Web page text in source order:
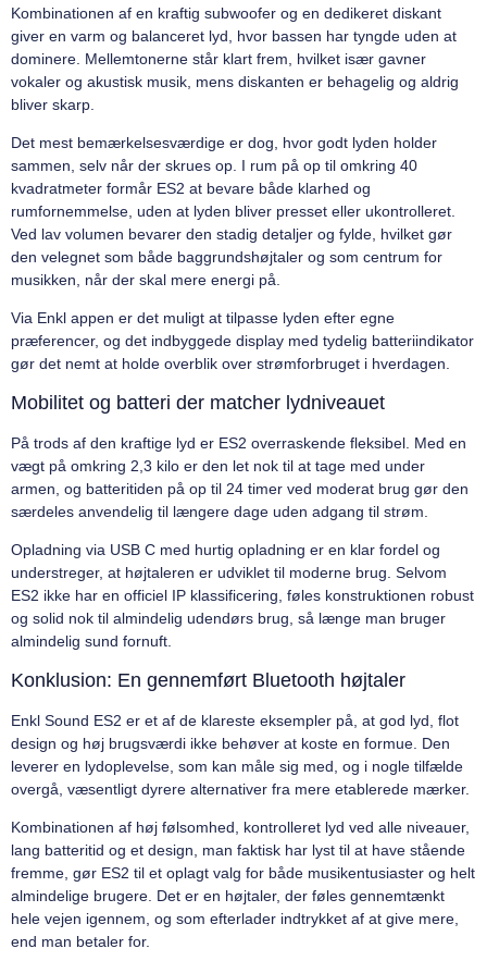
Kombinationen af en kraftig subwoofer og en dedikeret diskant
giver en varm og balanceret lyd, hvor bassen har tyngde uden at
dominere. Mellemtonerne står klart frem, hvilket især gavner
vokaler og akustisk musik, mens diskanten er behagelig og aldrig
bliver skarp.
Det mest bemærkelsesværdige er dog, hvor godt lyden holder
sammen, selv når der skrues op. I rum på op til omkring 40
kvadratmeter formår ES2 at bevare både klarhed og
rumfornemmelse, uden at lyden bliver presset eller ukontrolleret.
Ved lav volumen bevarer den stadig detaljer og fylde, hvilket gør
den velegnet som både baggrundshøjtaler og som centrum for
musikken, når der skal mere energi på.
Via Enkl appen er det muligt at tilpasse lyden efter egne
præferencer, og det indbyggede display med tydelig batteriindikator
gør det nemt at holde overblik over strømforbruget i hverdagen.
Mobilitet og batteri der matcher lydniveauet
På trods af den kraftige lyd er ES2 overraskende fleksibel. Med en
vægt på omkring 2,3 kilo er den let nok til at tage med under
armen, og batteritiden på op til 24 timer ved moderat brug gør den
særdeles anvendelig til længere dage uden adgang til strøm.
Opladning via USB C med hurtig opladning er en klar fordel og
understreger, at højtaleren er udviklet til moderne brug. Selvom
ES2 ikke har en officiel IP klassificering, føles konstruktionen robust
og solid nok til almindelig udendørs brug, så længe man bruger
almindelig sund fornuft.
Konklusion: En gennemført Bluetooth højtaler
Enkl Sound ES2 er et af de klareste eksempler på, at god lyd, flot
design og høj brugsværdi ikke behøver at koste en formue. Den
leverer en lydoplevelse, som kan måle sig med, og i nogle tilfælde
overgå, væsentligt dyrere alternativer fra mere etablerede mærker.
Kombinationen af høj følsomhed, kontrolleret lyd ved alle niveauer,
lang batteritid og et design, man faktisk har lyst til at have stående
fremme, gør ES2 til et oplagt valg for både musikentusiaster og helt
almindelige brugere. Det er en højtaler, der føles gennemtænkt
hele vejen igennem, og som efterlader indtrykket af at give mere,
end man betaler for.